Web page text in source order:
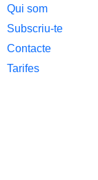
Qui som
Subscriu-te
Contacte
Tarifes